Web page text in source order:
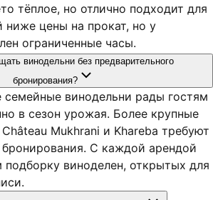
тёплое, но отлично подходит для
ниже цены на прокат, но у
ограниченные часы.
винодельни без предварительного
бронирования?
винодельни рады гостям
в сезон урожая. Более крупные
Mukhrani и Khareba требуют
бронирования. С каждой арендой
виноделен, открытых для